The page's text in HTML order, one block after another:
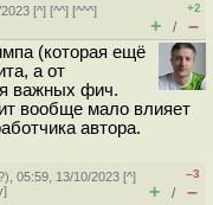
[^] [^^] [^^^]
+2
+ / –
(которая ещё
а от
важных фич.
вообще мало влияет
автора.
), 05:59, 13/10/2023 [^]
]
–3
+ / –